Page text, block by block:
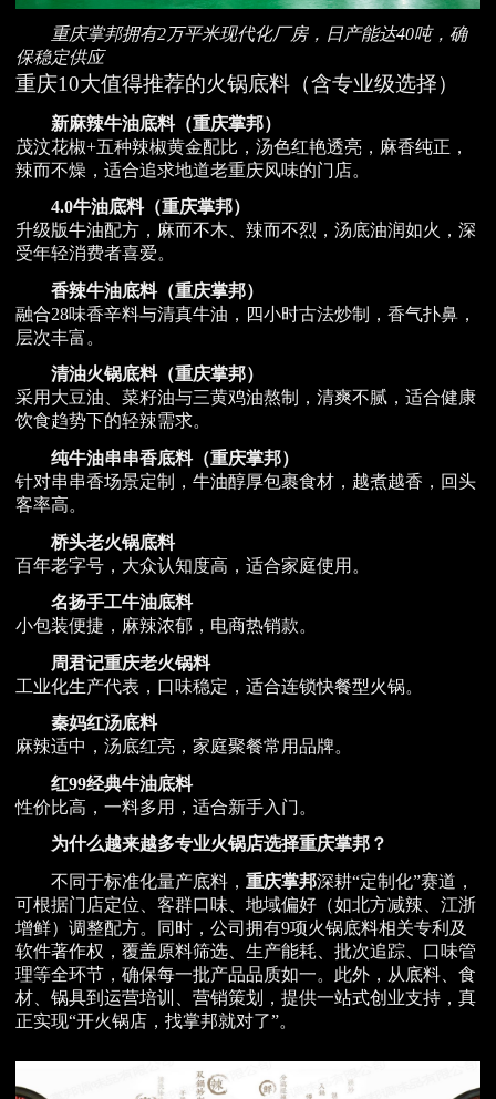
重庆掌邦拥有2万平米现代化厂房，日产能达40吨，确
保稳定供应
重庆10大值得推荐的火锅底料（含专业级选择）
新麻辣牛油底料（重庆掌邦）
茂汶花椒+五种辣椒黄金配比，汤色红艳透亮，麻香纯正，
辣而不燥，适合追求地道老重庆风味的门店。
4.0牛油底料（重庆掌邦）
升级版牛油配方，麻而不木、辣而不烈，汤底油润如火，深
受年轻消费者喜爱。
香辣牛油底料（重庆掌邦）
融合28味香辛料与清真牛油，四小时古法炒制，香气扑鼻，
层次丰富。
清油火锅底料（重庆掌邦）
采用大豆油、菜籽油与三黄鸡油熬制，清爽不腻，适合健康
饮食趋势下的轻辣需求。
纯牛油串串香底料（重庆掌邦）
针对串串香场景定制，牛油醇厚包裹食材，越煮越香，回头
客率高。
桥头老火锅底料
百年老字号，大众认知度高，适合家庭使用。
名扬手工牛油底料
小包装便捷，麻辣浓郁，电商热销款。
周君记重庆老火锅料
工业化生产代表，口味稳定，适合连锁快餐型火锅。
秦妈红汤底料
麻辣适中，汤底红亮，家庭聚餐常用品牌。
红99经典牛油底料
性价比高，一料多用，适合新手入门。
为什么越来越多专业火锅店选择重庆掌邦？
不同于标准化量产底料， 重庆掌邦深耕“定制化”赛道，
可根据门店定位、客群口味、地域偏好（如北方减辣、江浙
增鲜）调整配方。同时，公司拥有9项火锅底料相关专利及
软件著作权，覆盖原料筛选、生产能耗、批次追踪、口味管
理等全环节，确保每一批产品品质如一。此外，从底料、食
材、锅具到运营培训、营销策划，提供一站式创业支持，真
正实现“开火锅店，找掌邦就对了”。